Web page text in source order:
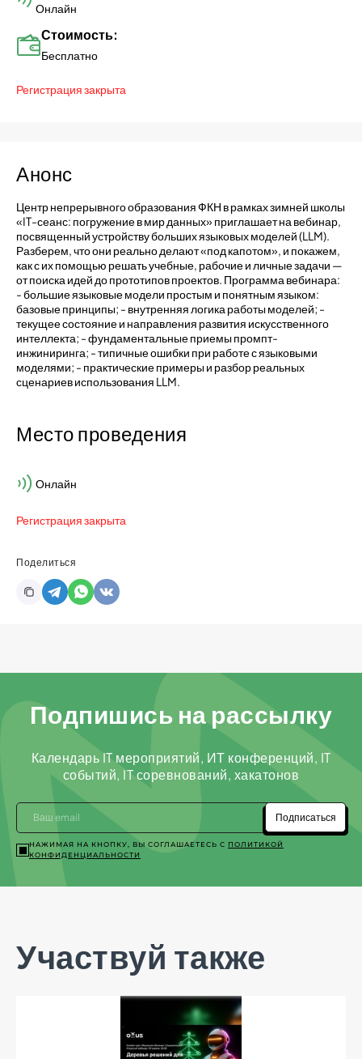
Регистрация закрыта
Онлайн
Стоимость:
Бесплатно
Анонс
Центр непрерывного образования ФКН в рамках зимней школы
«IT-сеанс: погружение в мир данных» приглашает на вебинар,
посвященный устройству больших языковых моделей (LLM).
Разберем, что они реально делают «под капотом», и покажем,
как с их помощью решать учебные, рабочие и личные задачи —
от поиска идей до прототипов проектов. Программа вебинара:
- большие языковые модели простым и понятным языком:
базовые принципы; - внутренняя логика работы моделей; -
текущее состояние и направления развития искусственного
интеллекта; - фундаментальные приемы промпт-
инжиниринга; - типичные ошибки при работе с языковыми
моделями; - практические примеры и разбор реальных
сценариев использования LLM.
Место проведения
Онлайн
Регистрация закрыта
Поделиться
Подпишись на рассылку
Календарь IT мероприятий, ИТ конференций, IT
событий, IT соревнований, хакатонов
Подписаться
НАЖИМАЯ НА КНОПКУ, ВЫ СОГЛАШАЕТЕСЬ С ПОЛИТИКОЙ
КОНФИДЕНЦИАЛЬНОСТИ
Участвуй также